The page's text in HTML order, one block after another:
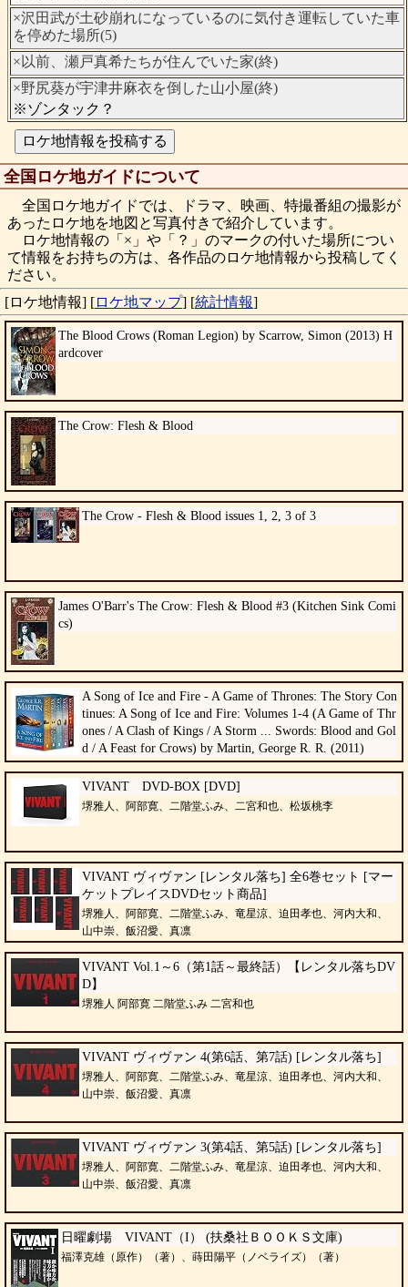
×沢田武が土砂崩れになっているのに気付き運転していた車
を停めた場所(5)
×以前、瀬戸真希たちが住んでいた家(終)
×野尻葵が宇津井麻衣を倒した山小屋(終)
※ゾンタック？
全国ロケ地ガイドについて
全国ロケ地ガイドでは、ドラマ、映画、特撮番組の撮影が
あったロケ地を地図と写真付きで紹介しています。
ロケ地情報の「×」や「？」のマークの付いた場所につい
て情報をお持ちの方は、各作品のロケ地情報から投稿してく
ださい。
[ロケ地情報] [ロケ地マップ] [統計情報]
The Blood Crows (Roman Legion) by Scarrow, Simon (2013) H
ardcover
The Crow: Flesh & Blood
The Crow - Flesh & Blood issues 1, 2, 3 of 3
James O'Barr's The Crow: Flesh & Blood #3 (Kitchen Sink Comi
cs)
A Song of Ice and Fire - A Game of Thrones: The Story Con
tinues: A Song of Ice and Fire: Volumes 1-4 (A Game of Thr
ones / A Clash of Kings / A Storm ... Swords: Blood and Gol
d / A Feast for Crows) by Martin, George R. R. (2011)
VIVANT DVD-BOX [DVD]
堺雅人、阿部寛、二階堂ふみ、二宮和也、松坂桃李
VIVANT ヴィヴァン [レンタル落ち] 全6巻セット [マー
ケットプレイスDVDセット商品]
堺雅人、阿部寛、二階堂ふみ、竜星涼、迫田孝也、河内大和、
山中崇、飯沼愛、真凛
VIVANT Vol.1～6（第1話～最終話）【レンタル落ちDV
D】
堺雅人 阿部寛 二階堂ふみ 二宮和也
VIVANT ヴィヴァン 4(第6話、第7話) [レンタル落ち]
堺雅人、阿部寛、二階堂ふみ、竜星涼、迫田孝也、河内大和、
山中崇、飯沼愛、真凛
VIVANT ヴィヴァン 3(第4話、第5話) [レンタル落ち]
堺雅人、阿部寛、二階堂ふみ、竜星涼、迫田孝也、河内大和、
山中崇、飯沼愛、真凛
日曜劇場 VIVANT（I） (扶桑社ＢＯＯＫＳ文庫)
福澤克雄（原作）（著）、蒔田陽平（ノベライズ）（著）